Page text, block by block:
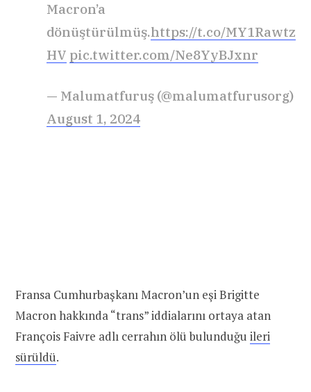
Macron’a
dönüştürülmüş.https://t.co/MY1Rawtz
HV pic.twitter.com/Ne8YyBJxnr
— Malumatfuruş (@malumatfurusorg)
August 1, 2024
Fransa Cumhurbaşkanı Macron’un eşi Brigitte
Macron hakkında “trans” iddialarını ortaya atan
François Faivre adlı cerrahın ölü bulunduğu ileri
sürüldü.